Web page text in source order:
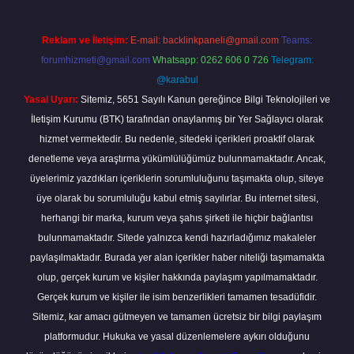
Reklam ve İletişim: E-mail: backlinkpaneli@gmail.com Teams:
forumhizmeti@gmail.com Whatsapp: 0262 606 0 726 Telegram:
@karabul
Yasal Uyarı: Sitemiz, 5651 Sayılı Kanun gereğince Bilgi Teknolojileri ve
İletişim Kurumu (BTK) tarafından onaylanmış bir Yer Sağlayıcı olarak
hizmet vermektedir. Bu nedenle, sitedeki içerikleri proaktif olarak
denetleme veya araştırma yükümlülüğümüz bulunmamaktadır. Ancak,
üyelerimiz yazdıkları içeriklerin sorumluluğunu taşımakta olup, siteye
üye olarak bu sorumluluğu kabul etmiş sayılırlar. Bu internet sitesi,
herhangi bir marka, kurum veya şahıs şirketi ile hiçbir bağlantısı
bulunmamaktadır. Sitede yalnızca kendi hazırladığımız makaleler
paylaşılmaktadır. Burada yer alan içerikler haber niteliği taşımamakta
olup, gerçek kurum ve kişiler hakkında paylaşım yapılmamaktadır.
Gerçek kurum ve kişiler ile isim benzerlikleri tamamen tesadüfidir.
Sitemiz, kar amacı gütmeyen ve tamamen ücretsiz bir bilgi paylaşım
platformudur. Hukuka ve yasal düzenlemelere aykırı olduğunu